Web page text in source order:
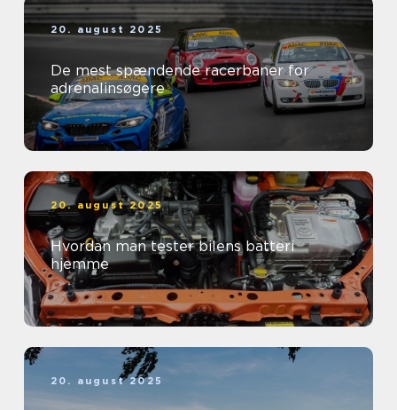
20. august 2025
De mest spændende racerbaner for
adrenalinsøgere
20. august 2025
Hvordan man tester bilens batteri
hjemme
20. august 2025